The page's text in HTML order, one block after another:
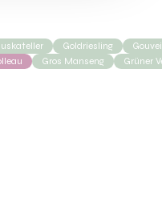
Goldriesling
Gros Manseng Grüner